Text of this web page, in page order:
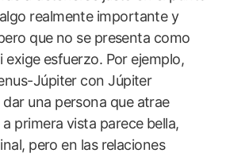
realmente importante y
que no se presenta como
exige esfuerzo. Por ejemplo,
Júpiter con Júpiter
una persona que atrae
primera vista parece bella,
pero en las relaciones